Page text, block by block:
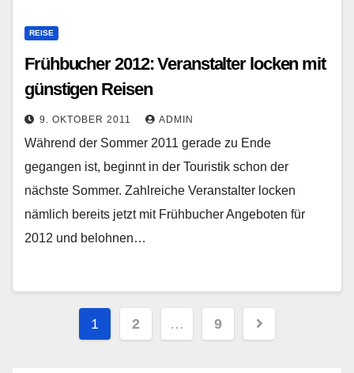
REISE
Frühbucher 2012: Veranstalter locken mit
günstigen Reisen
9. OKTOBER 2011 ADMIN
Während der Sommer 2011 gerade zu Ende
gegangen ist, beginnt in der Touristik schon der
nächste Sommer. Zahlreiche Veranstalter locken
nämlich bereits jetzt mit Frühbucher Angeboten für
2012 und belohnen…
Seitennummerierung
1 2 … 9